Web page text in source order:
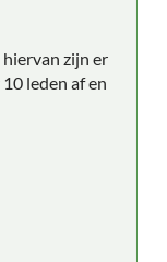
zijn er
leden af en